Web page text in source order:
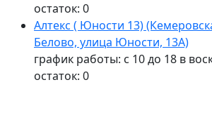
остаток: 0
Алтекс ( Юности 13)
Белово, улица Юности, 13А)
график работы: с 10 до 18 в
остаток: 0